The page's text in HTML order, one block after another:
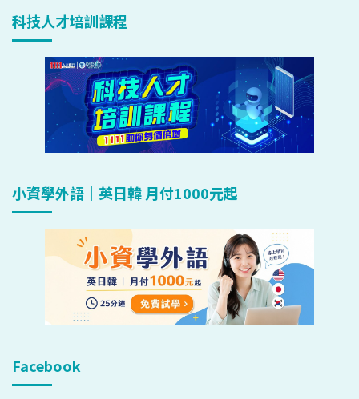
科技人才培訓課程
小資學外語｜英日韓 月付1000元起
Facebook